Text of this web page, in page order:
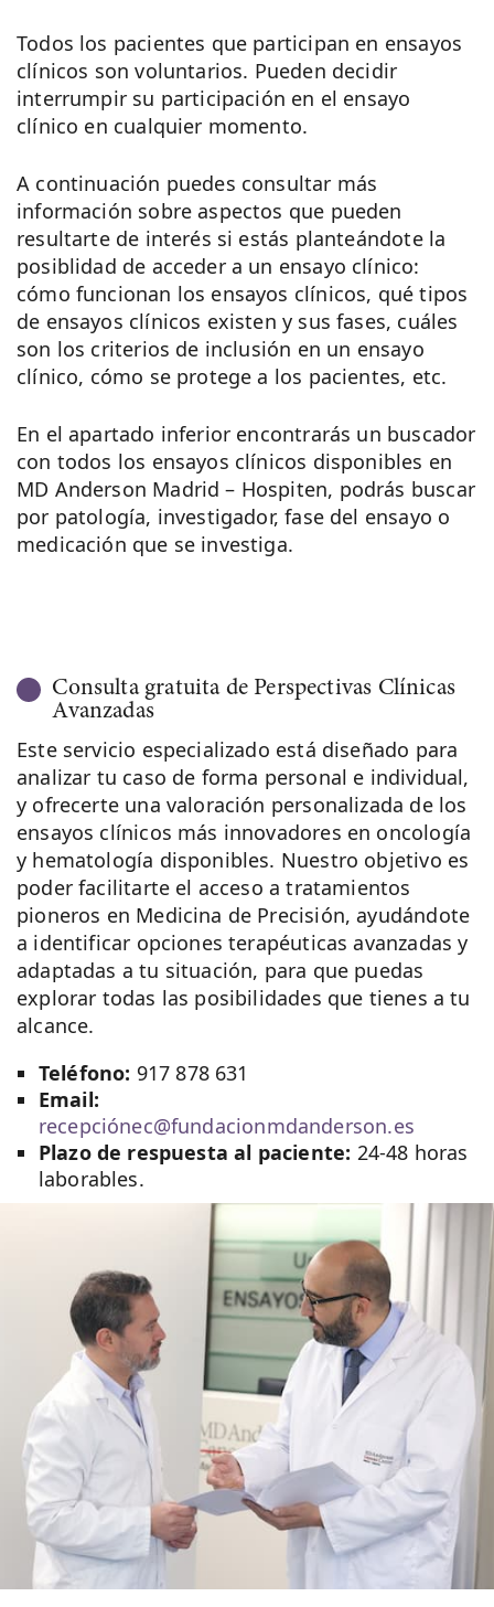
Todos los pacientes que participan en ensayos
clínicos son voluntarios. Pueden decidir
interrumpir su participación en el ensayo
clínico en cualquier momento.
A continuación puedes consultar más
información sobre aspectos que pueden
resultarte de interés si estás planteándote la
posiblidad de acceder a un ensayo clínico:
cómo funcionan los ensayos clínicos, qué tipos
de ensayos clínicos existen y sus fases, cuáles
son los criterios de inclusión en un ensayo
clínico, cómo se protege a los pacientes, etc.
En el apartado inferior encontrarás un buscador
con todos los ensayos clínicos disponibles en
MD Anderson Madrid – Hospiten, podrás buscar
por patología, investigador, fase del ensayo o
medicación que se investiga.
Consulta gratuita de Perspectivas Clínicas
Avanzadas
Este servicio especializado está diseñado para
analizar tu caso de forma personal e individual,
y ofrecerte una valoración personalizada de los
ensayos clínicos más innovadores en oncología
y hematología disponibles. Nuestro objetivo es
poder facilitarte el acceso a tratamientos
pioneros en Medicina de Precisión, ayudándote
a identificar opciones terapéuticas avanzadas y
adaptadas a tu situación, para que puedas
explorar todas las posibilidades que tienes a tu
alcance.
Teléfono: 917 878 631
Email:
recepciónec@fundacionmdanderson.es
Plazo de respuesta al paciente: 24-48 horas
laborables.